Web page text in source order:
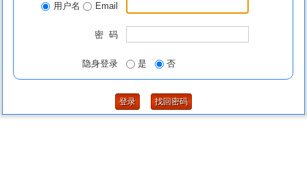
用户名 Email
密 码
隐身登录 是 否